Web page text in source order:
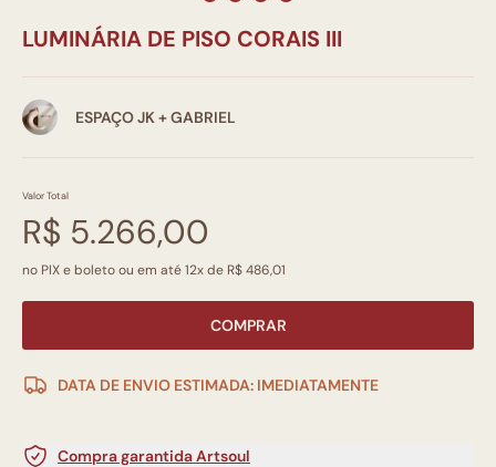
LUMINÁRIA DE PISO CORAIS III
ESPAÇO JK + GABRIEL
Valor Total
R$ 5.266,00
no PIX e boleto ou em até 12x de R$ 486,01
COMPRAR
DATA DE ENVIO ESTIMADA: IMEDIATAMENTE
Compra garantida Artsoul